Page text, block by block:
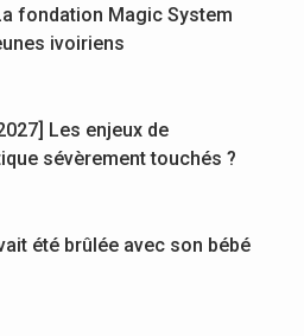
fondation Magic System
ivoiriens
Les enjeux de
sévèrement touchés ?
été brûlée avec son bébé